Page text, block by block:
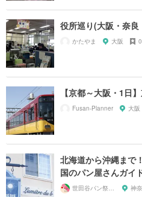
役所巡り(大阪・奈良
かたやま 大阪 0
【京都～大阪・1日
Fusan-Planner 大阪
北海道から沖縄まで
国のパン屋さんガイ
世田谷パン祭り実行委員会 神